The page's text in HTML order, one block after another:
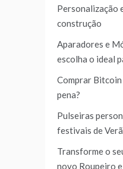
Personalização
construção
Aparadores e
escolha o ideal
Comprar Bitcoin
pena?
Pulseiras
festivais de
Transforme o
novo Roupeiro